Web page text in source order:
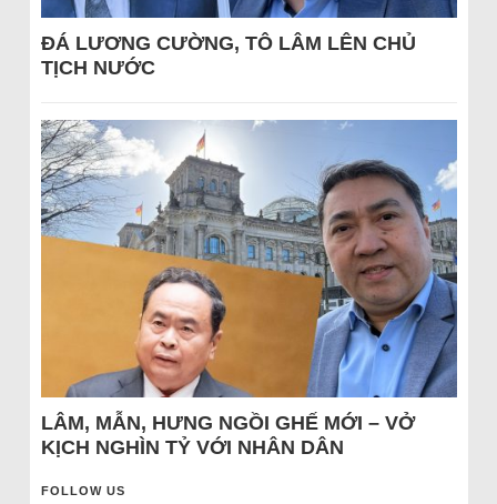
ĐÁ LƯƠNG CƯỜNG, TÔ LÂM LÊN CHỦ
TỊCH NƯỚC
LÂM, MẪN, HƯNG NGỒI GHẾ MỚI – VỞ
KỊCH NGHÌN TỶ VỚI NHÂN DÂN
FOLLOW US